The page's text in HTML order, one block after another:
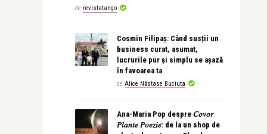
de revistatango
Cosmin Filipaș: Când susții un
business curat, asumat,
lucrurile pur și simplu se așază
în favoarea ta
de Alice Năstase Buciuta
Ana-Maria Pop despre 𝐶𝑜𝑣𝑜𝑟
𝑃𝑙𝑎𝑛𝑡𝑒 𝑃𝑜𝑒𝑧𝑖𝑒: de la un shop de